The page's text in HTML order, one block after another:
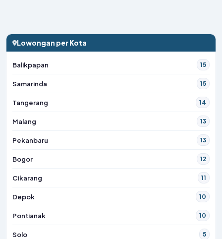
Lowongan per Kota
Balikpapan 15
Samarinda 15
Tangerang 14
Malang 13
Pekanbaru 13
Bogor 12
Cikarang 11
Depok 10
Pontianak 10
Solo 5